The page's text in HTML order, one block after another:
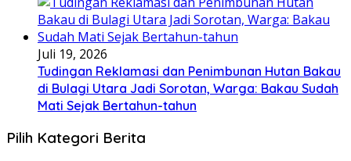
Juli 19, 2026
Tudingan Reklamasi dan Penimbunan Hutan Bakau
di Bulagi Utara Jadi Sorotan, Warga: Bakau Sudah
Mati Sejak Bertahun-tahun
Pilih Kategori Berita